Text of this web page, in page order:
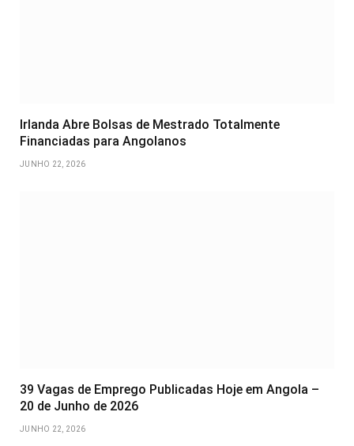
Irlanda Abre Bolsas de Mestrado Totalmente
Financiadas para Angolanos
JUNHO 22, 2026
39 Vagas de Emprego Publicadas Hoje em Angola –
20 de Junho de 2026
JUNHO 22, 2026